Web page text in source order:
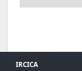
IRCICA